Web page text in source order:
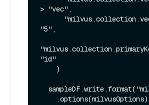
> "vec",
"5",
"id"